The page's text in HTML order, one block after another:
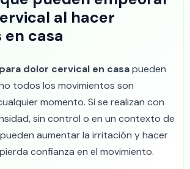
al hacer
casa
dolor cervical en casapueden
todos los movimientos son
momento. Si se realizan con
sin control o en un contexto de
aumentar la irritación y hacer
confianza en el movimiento.